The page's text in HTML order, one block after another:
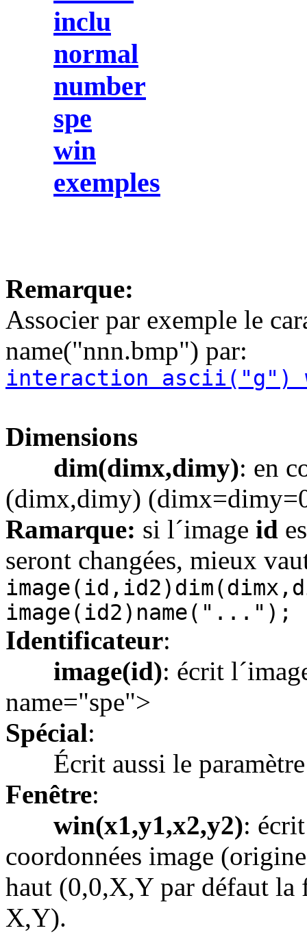
inclu
normal
number
spe
win
exemples
Remarque:
Associer par exemple le
name("nnn.bmp") par:
interaction ascii("g")
Dimensions
dim(dimx,dimy): en
(dimx,dimy)
Ramarque: si l´image id
seront changées, mieux
image(id2)name("...");
Identificateur:
image(id): écrit
name="spe">
Spécial:
Écrit aussi le
Fenêtre:
win(x1,y1,x2,y2):
coordonnées image
haut (0,0,X,Y par défaut la
X,Y).